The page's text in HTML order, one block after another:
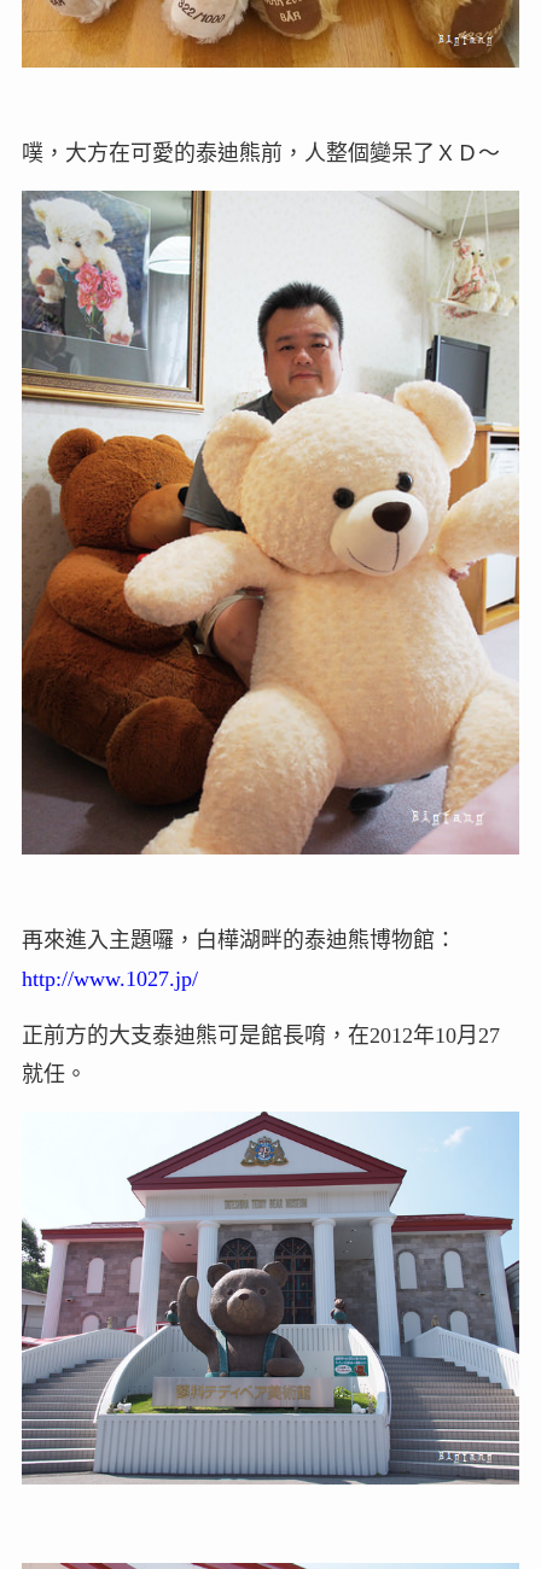
噗，大方在可愛的泰迪熊前，人整個變呆了ＸＤ～
再來進入主題囉，白樺湖畔的泰迪熊博物館：
http://www.1027.jp/
正前方的大支泰迪熊可是館長唷，在2012年10月27
就任。